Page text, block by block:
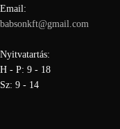
Email:
babsonkft@gmail.com
Nyitvatartás:
H - P: 9 - 18
Sz: 9 - 14